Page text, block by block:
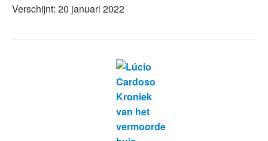
Verschijnt: 20 januari 2022